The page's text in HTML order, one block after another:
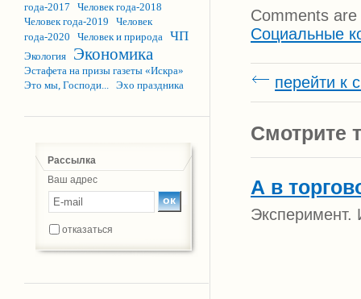
года-2017
Человек года-2018
Человек года-2019
Человек
года-2020
Человек и природа ЧП
Экология Экономика
Эстафета на призы газеты «Искра»
Это мы, Господи... Эхо праздника
Рассылка
Ваш адрес
отказаться
Comments are
Социальные
перейти к
Смотрите
А в